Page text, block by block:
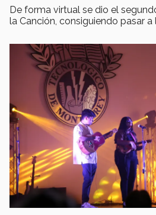
De forma virtual se dio el
la Canción, consiguiendo pasar a